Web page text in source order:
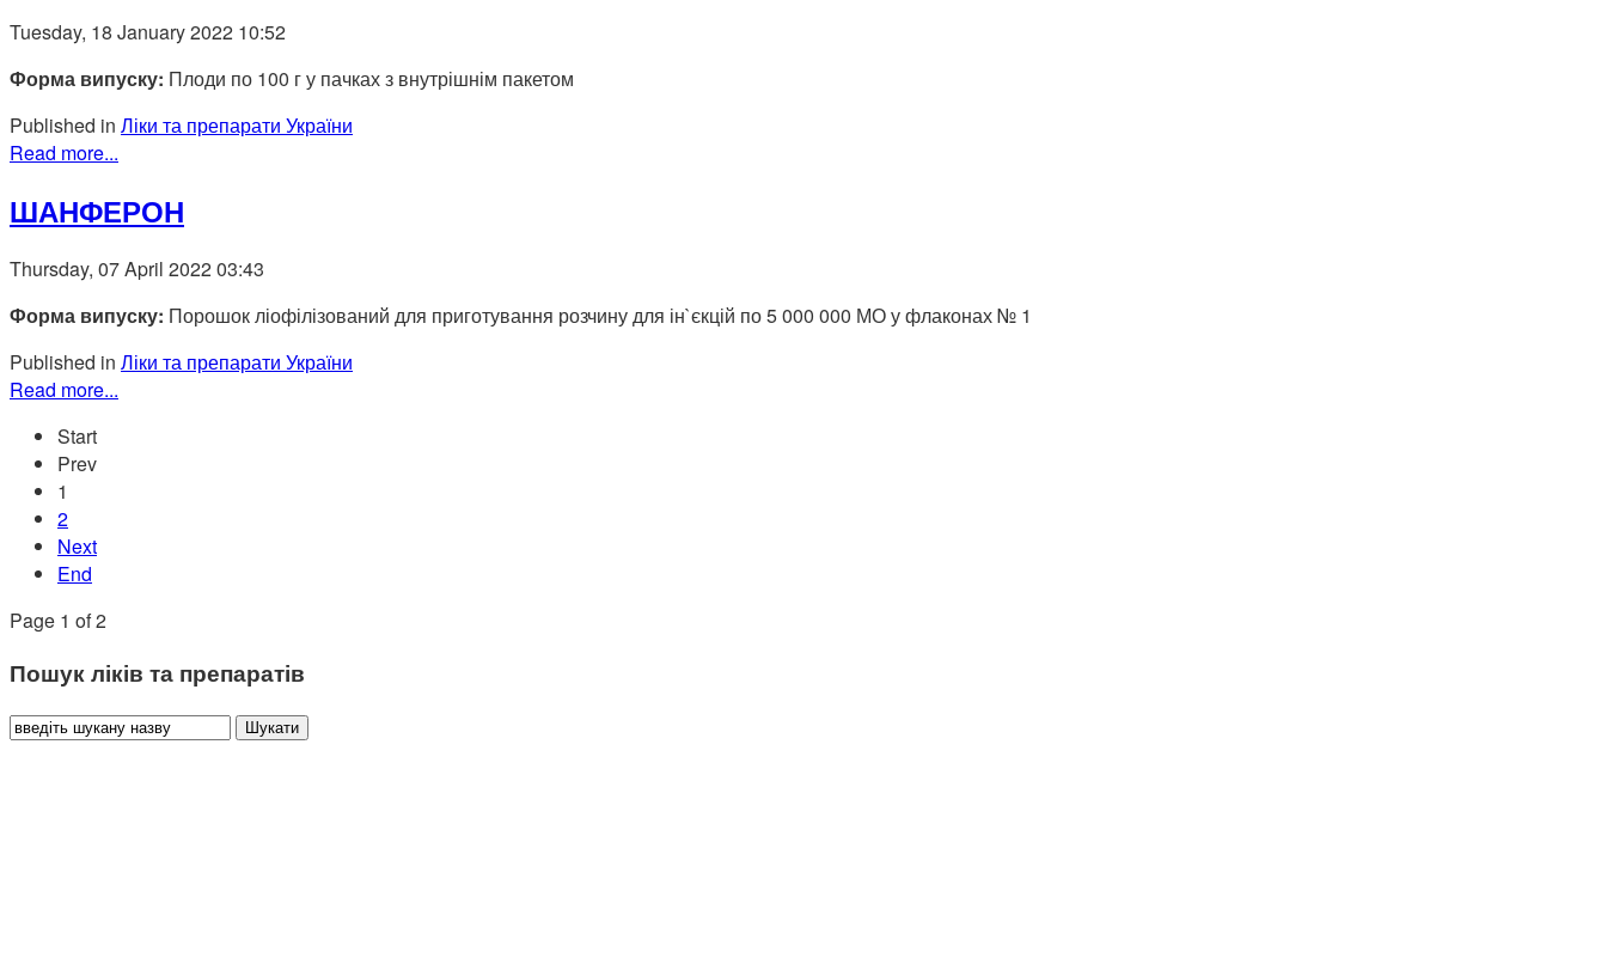
Tuesday, 18 January 2022 10:52
Форма випуску: Плоди по 100 г у пачках з внутрішнім пакетом
Published in Ліки та препарати України
Read more...
ШАНФЕРОН
Thursday, 07 April 2022 03:43
Форма випуску: Порошок ліофілізований для приготування розчину для ін`єкцій по 5 000 000 МО у флаконах № 1
Published in Ліки та препарати України
Read more...
Start
Prev
1
2
Next
End
Page 1 of 2
Пошук ліків та препаратів